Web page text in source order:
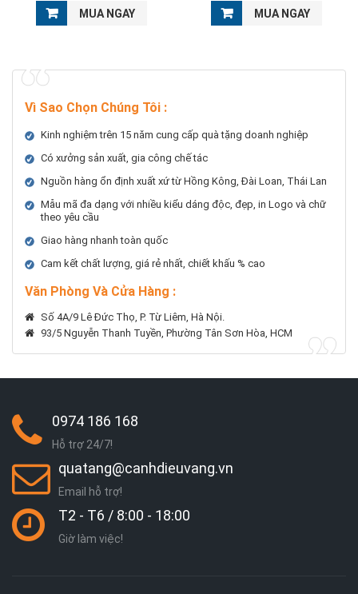
MUA NGAY MUA NGAY
Vì Sao Chọn Chúng Tôi :
Kinh nghiệm trên 15 năm cung cấp quà tặng doanh nghiệp
Có xưởng sản xuất, gia công chế tác
Nguồn hàng ổn định xuất xứ từ Hồng Kông, Đài Loan, Thái Lan
Mẫu mã đa dạng với nhiều kiểu dáng độc, đẹp, in Logo và chữ
theo yêu cầu
Giao hàng nhanh toàn quốc
Cam kết chất lượng, giá rẻ nhất, chiết khấu % cao
Văn Phòng Và Cửa Hàng :
Số 4A/9 Lê Đức Thọ, P. Từ Liêm, Hà Nội.
93/5 Nguyễn Thanh Tuyền, Phường Tân Sơn Hòa, HCM
0974 186 168
Hỗ trợ 24/7!
quatang@canhdieuvang.vn
Email hỗ trợ!
T2 - T6 / 8:00 - 18:00
Giờ làm việc!